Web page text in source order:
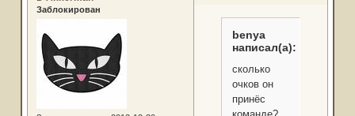
Заблокирован
benya
написал(а):
сколько
очков он
принёс